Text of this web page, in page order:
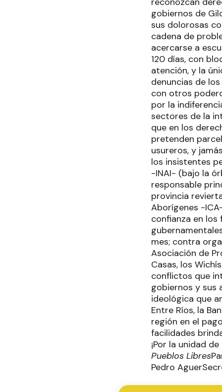
gobiernos de
sus dolorosas
cadena de
acercarse a
120 días, con
atención, y la
denuncias de
con otros
por la
sectores de la
que en los
pretenden
usureros, y
los insistentes
-INAI- (bajo la
responsable
provincia
Aborígenes -
confianza en
mes; contra
Asociación de
Casas, los
conflictos que
gobiernos y sus
ideológica que
Entre Ríos, la
región en el
facilidades
¡Por la unidad
Pueblos Libres
Pedro